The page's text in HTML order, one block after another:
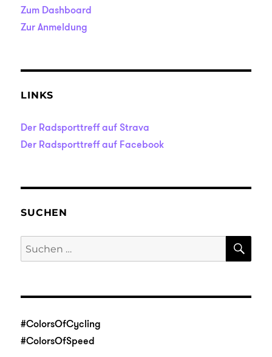
Zum Dashboard
Zur Anmeldung
LINKS
Der Radsporttreff auf Strava
Der Radsporttreff auf Facebook
SUCHEN
Suche
nach:
#ColorsOfCycling
#ColorsOfSpeed